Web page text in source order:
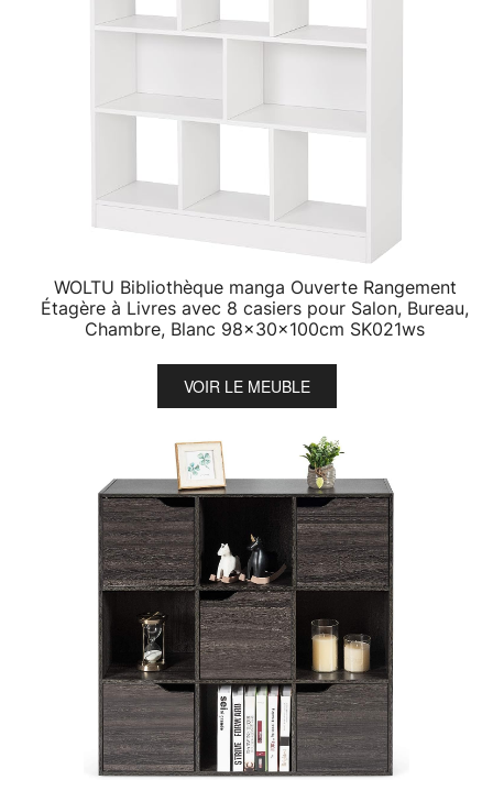
WOLTU Bibliothèque manga Ouverte Rangement
Étagère à Livres avec 8 casiers pour Salon, Bureau,
Chambre, Blanc 98x30x100cm SK021ws
VOIR LE MEUBLE